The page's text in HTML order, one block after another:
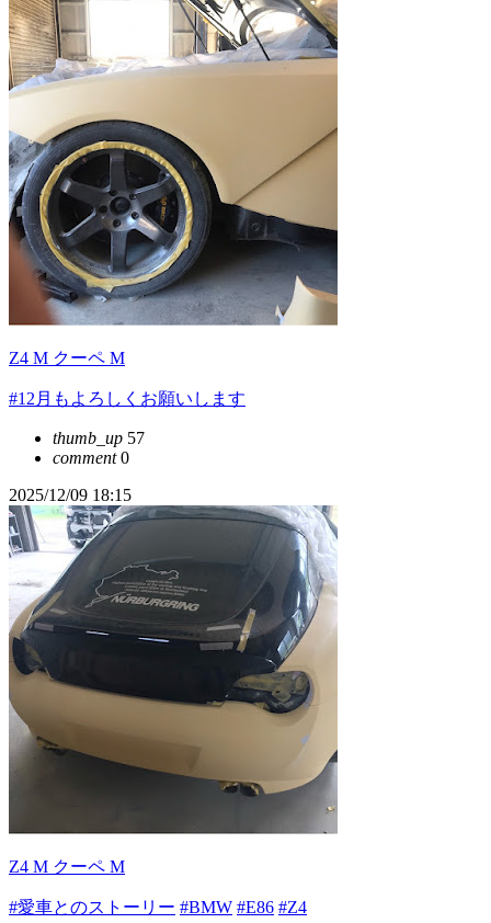
Z4 M クーペ M
#12月もよろしくお願いします
thumb_up 57
comment0
2025/12/09 18:15
Z4 M クーペ M
#愛車とのストーリー #BMW #E86 #Z4